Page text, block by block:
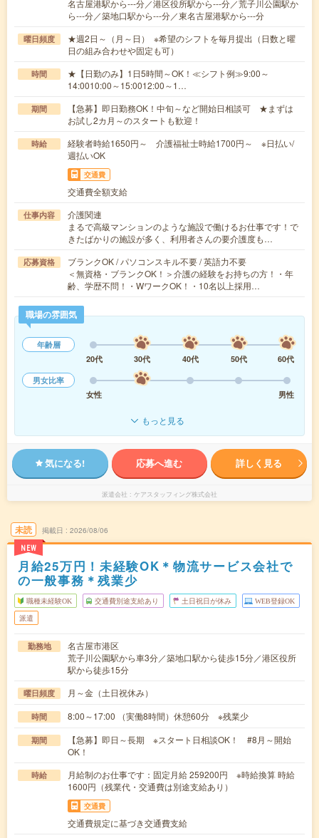
名古屋港駅から---分／港区役所駅から---分／荒子川公園駅か
ら---分／築地口駅から---分／東名古屋港駅から---分
曜日頻度
★週2日～（月～日） ※希望のシフトを毎月提出（日数と曜
日の組み合わせや固定も可）
時間
★【日勤のみ】1日5時間～OK！≪シフト例≫9:00～
14:0010:00～15:0012:00～1…
期間
【急募】即日勤務OK！中旬～など開始日相談可 ★まずは
お試し2カ月～のスタートも歓迎！
時給
経験者時給1650円～ 介護福祉士時給1700円～ ※日払い/
週払いOK
交通費
交通費全額支給
仕事内容
介護関連
まるで高級マンションのような施設で働けるお仕事です！で
きたばかりの施設が多く、利用者さんの要介護度も…
応募資格
ブランクOK / パソコンスキル不要 / 英語力不要
＜無資格・ブランクOK！＞介護の経験をお持ちの方！・年
齢、学歴不問！・WワークOK！・10名以上採用…
職場の雰囲気
年齢層
20代
30代 40代 50代
60代
男女比率
女性
男性
もっと見る
気になる! 応募へ進む 詳しく見る
派遣会社 ケアスタッフィング株式会社
未読
NEW
掲載日 2026/08/06
月給25万円！未経験OK＊物流サービス会社で
の一般事務＊残業少
職種未経験OK 交通費別途支給あり 土日祝日が休み WEB登録OK
派遣
勤務地
名古屋市港区
荒子川公園駅から車3分／築地口駅から徒歩15分／港区役所
駅から徒歩15分
曜日頻度 月～金（土日祝休み）
時間 8:00～17:00 （実働8時間）休憩60分 ※残業少
期間
【急募】即日～長期 ※スタート日相談OK！ #8月～開始
OK！
時給
月給制のお仕事です：固定月給 259200円 ※時給換算 時給
1600円（残業代・交通費は別途支給あり）
交通費
交通費規定に基づき交通費支給